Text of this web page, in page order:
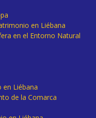
en Liébana
en el Entorno Natural
en Liébana
de la Comarca